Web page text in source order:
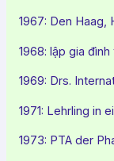
1967: Den Haag,
1968: lập gia
1969: Drs.
1971: Lehrling in
1973: PTA der